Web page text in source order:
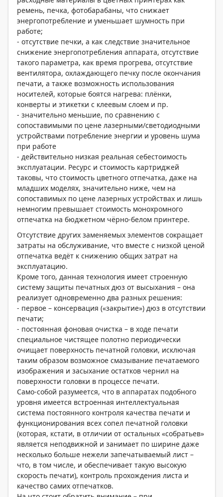
ремень, печка, фотобарабаны, что снижает
энергопотребление и уменьшает шумность при
работе;
- отсутствие печки, а как следствие значительное
снижение энергопотребления аппарата, отсутствие
такого параметра, как время прогрева, отсутствие
вентилятора, охлаждающего печку после окончания
печати, а также возможность использования
носителей, которые боятся нагрева: плёнки,
конверты и этикетки с клеевым слоем и пр.
- значительно меньшие, по сравнению с
сопоставимыми по цене лазерными/светодиодными
устройствами потребление энергии и уровень шума
при работе
- действительно низкая реальная себестоимость
эксплуатации. Ресурс и стоимость картриджей
таковы, что стоимость цветного отпечатка, даже на
младших моделях, значительно ниже, чем на
сопоставимых по цене лазерных устройствах и лишь
немногим превышает стоимость монохромного
отпечатка на бюджетном чёрно-белом принтере.
Отсутствие других заменяемых элементов сокращает
затраты на обслуживание, что вместе с низкой ценой
отпечатка ведёт к снижению общих затрат на
эксплуатацию.
Кроме того, данная технология имеет строенную
систему защиты печатных дюз от высыхания – она
реализует одновременно два разных решения:
- первое – консервация («закрытие») дюз в отсутствии
печати;
- постоянная фоновая очистка – в ходе печати
специальное чистящее полотно периодически
очищает поверхность печатной головки, исключая
таким образом возможное смазывание печатаемого
изображения и засыхание остатков чернил на
поверхности головки в процессе печати.
Само-собой разумеется, что в аппаратах подобного
уровня имеется встроенная интеллектуальная
система постоянного контроля качества печати и
функционирования всех сопел печатной головки
(которая, кстати, в отличии от остальных «собратьев»
является неподвижной и занимает по ширине даже
несколько больше нежели запечатываемый лист –
что, в том числе, и обеспечивает такую высокую
скорость печати), контроль прохождения листа и
качество самих отпечатков.